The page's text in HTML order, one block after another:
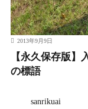
2013年9月9日
【永久保存版
の標語
sanrikuai